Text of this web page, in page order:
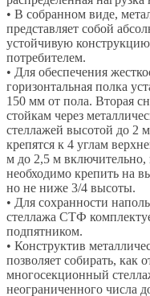
• В собранном виде,
представляет собой
устойчивую
потребителем.
• Для обеспечения
горизонтальная полка
150 мм от пола. Вторая
стойкам через
стеллажей высотой до 2
крепятся к 4 углам
м до 2,5 м включительно,
необходимо крепить на
но не ниже 3/4 высоты.
• Для сохранности
стеллажа СТФ
подпятником.
• Конструктив
позволяет собирать, как
многосекционный
неограниченного числа